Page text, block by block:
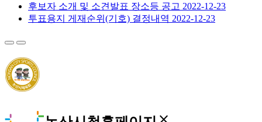
후보자 소개 및 소견발표 장소등 공고 2022-12-23
투표용지 게재순위(기호) 결정내역 2022-12-23